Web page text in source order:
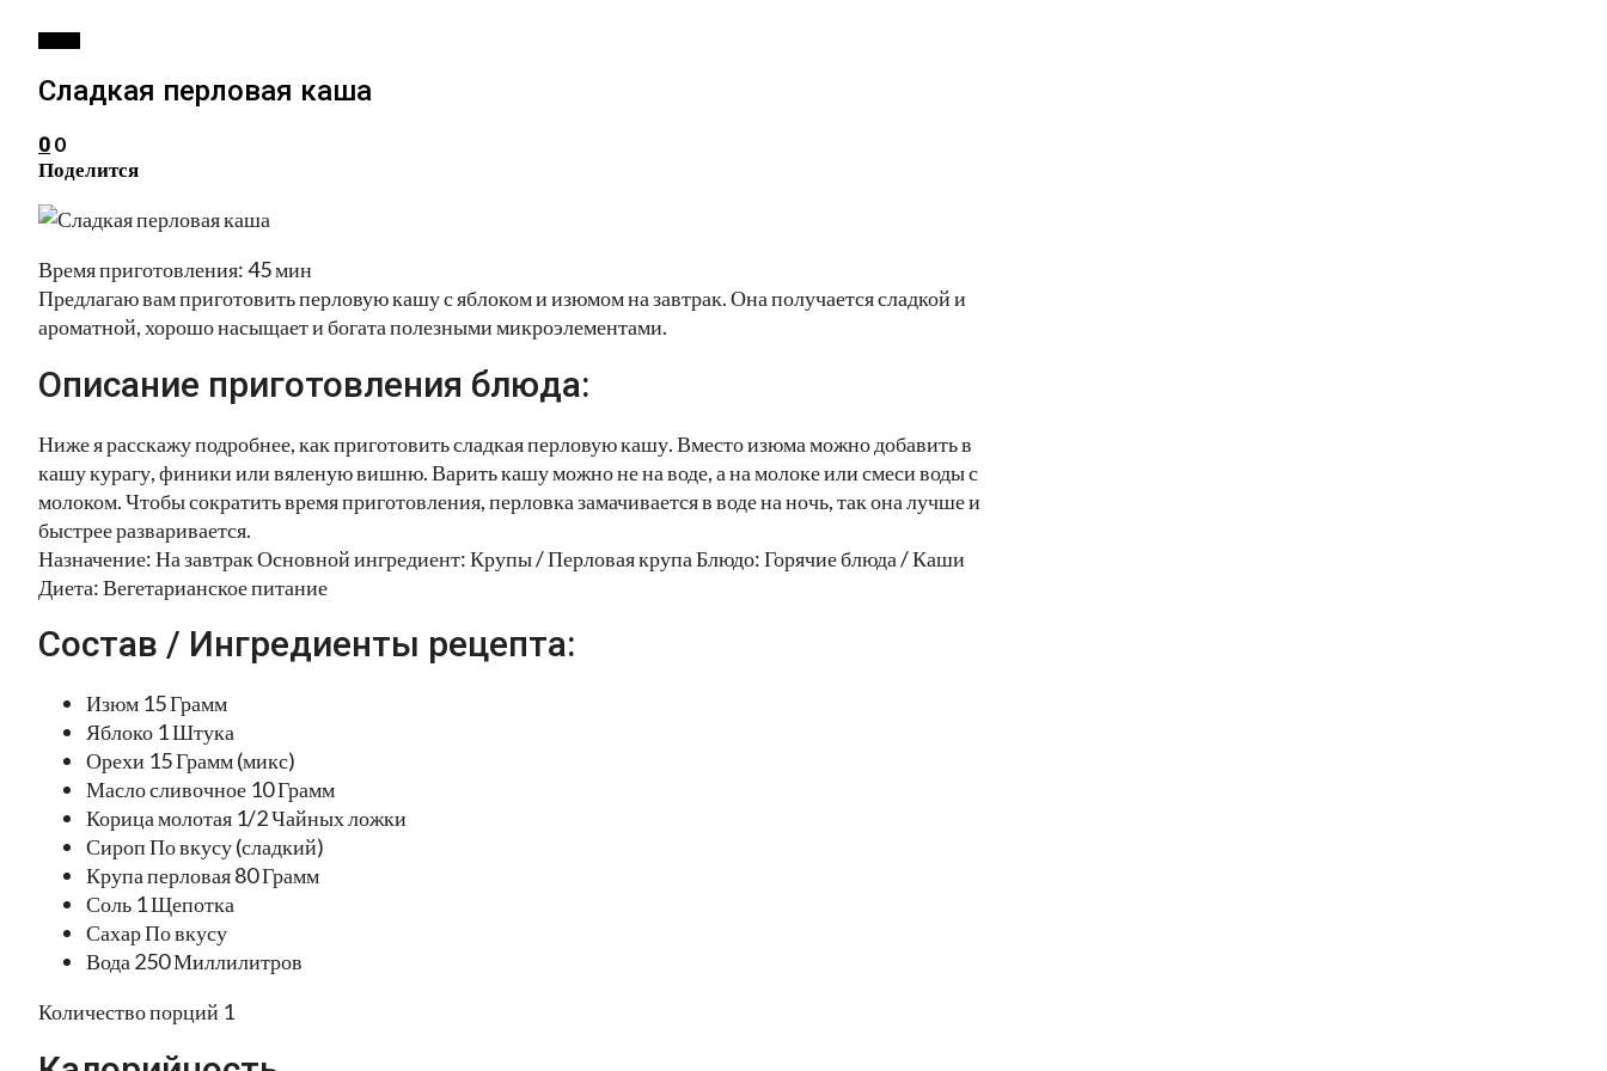
Сладкая перловая каша
0 0
Поделится
Время приготовления: 45 мин
Предлагаю вам приготовить перловую кашу с яблоком и изюмом на завтрак. Она получается сладкой и
ароматной, хорошо насыщает и богата полезными микроэлементами.
Описание приготовления блюда:
Ниже я расскажу подробнее, как приготовить сладкая перловую кашу. Вместо изюма можно добавить в
кашу курагу, финики или вяленую вишню. Варить кашу можно не на воде, а на молоке или смеси воды с
молоком. Чтобы сократить время приготовления, перловка замачивается в воде на ночь, так она лучше и
быстрее разваривается.
Назначение: На завтрак Основной ингредиент: Крупы / Перловая крупа Блюдо: Горячие блюда / Каши
Диета: Вегетарианское питание
Состав / Ингредиенты рецепта:
Изюм 15 Грамм
Яблоко 1 Штука
Орехи 15 Грамм (микс)
Масло сливочное 10 Грамм
Корица молотая 1/2 Чайных ложки
Сироп По вкусу (сладкий)
Крупа перловая 80 Грамм
Соль 1 Щепотка
Сахар По вкусу
Вода 250 Миллилитров
Количество порций 1